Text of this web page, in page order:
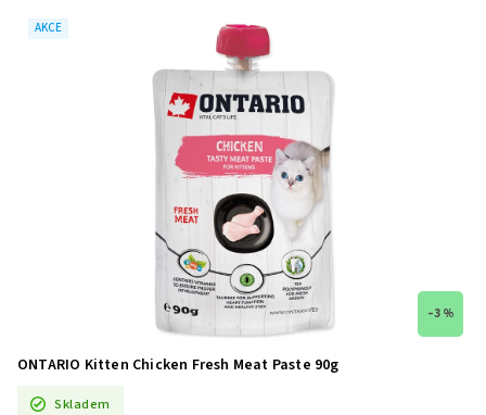
AKCE
–3 %
ONTARIO Kitten Chicken Fresh Meat Paste 90g
Skladem